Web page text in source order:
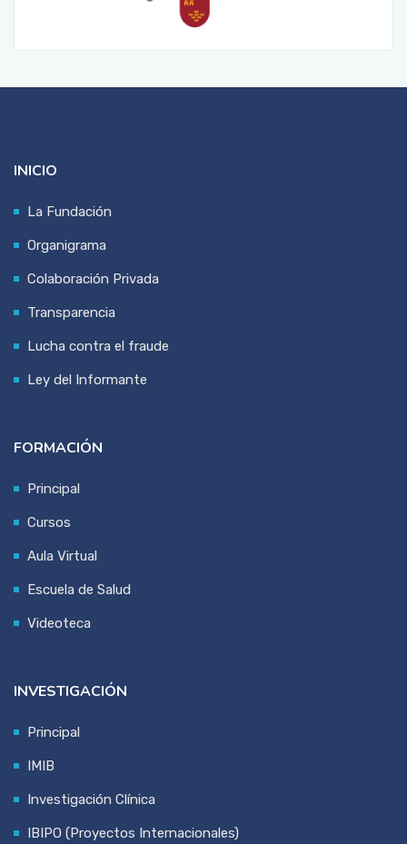
INICIO
La Fundación
Organigrama
Colaboración Privada
Transparencia
Lucha contra el fraude
Ley del Informante
FORMACIÓN
Principal
Cursos
Aula Virtual
Escuela de Salud
Videoteca
INVESTIGACIÓN
Principal
IMIB
Investigación Clínica
IBIPO (Proyectos Internacionales)